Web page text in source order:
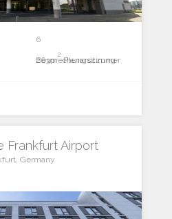
6
Besprechungszimmer
263m
2
Plenarsitzung
Frankfurt Airport
Germany